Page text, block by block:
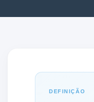
DEFINIÇÃO